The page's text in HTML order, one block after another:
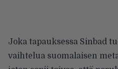
Joka tapauksessa Sinbad
vaihtelua suomalaisen